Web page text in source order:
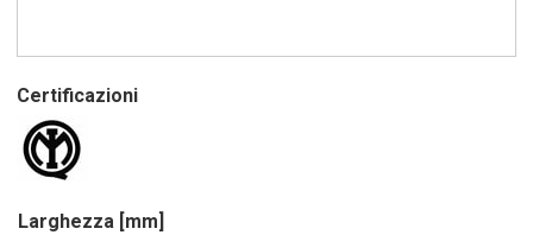
Certificazioni
Larghezza [mm]